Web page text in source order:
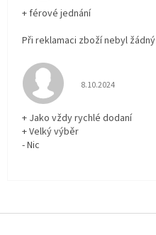
+ férové jednání
Při reklamaci zboží nebyl
Hodnocení
8.10.2024
+ Jako vždy rychlé dodaní
+ Velký výběr
- Nic